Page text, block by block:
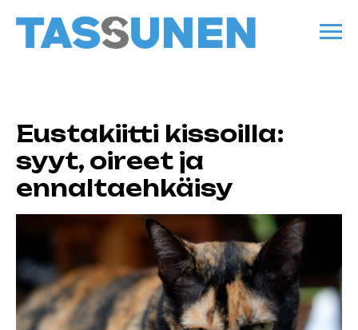
Eustakiitti kissoilla:
syyt, oireet ja
ennaltaehkäisy